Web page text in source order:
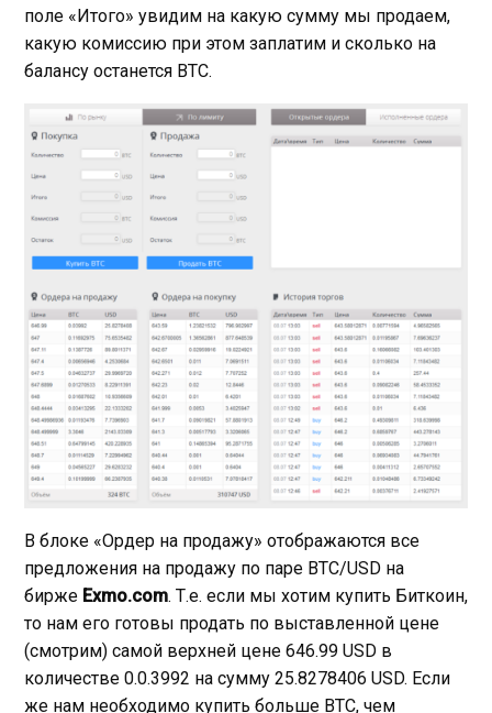
поле «Итого» увидим на какую сумму мы продаем,
какую комиссию при этом заплатим и сколько на
балансу останется BTC.
В блоке «Ордер на продажу» отображаются все
предложения на продажу по паре BTC/USD на
бирже Exmo.com. Т.е. если мы хотим купить Биткоин,
то нам его готовы продать по выставленной цене
(смотрим) самой верхней цене 646.99 USD в
количестве 0.0.3992 на сумму 25.8278406 USD. Если
же нам необходимо купить больше BTC, чем